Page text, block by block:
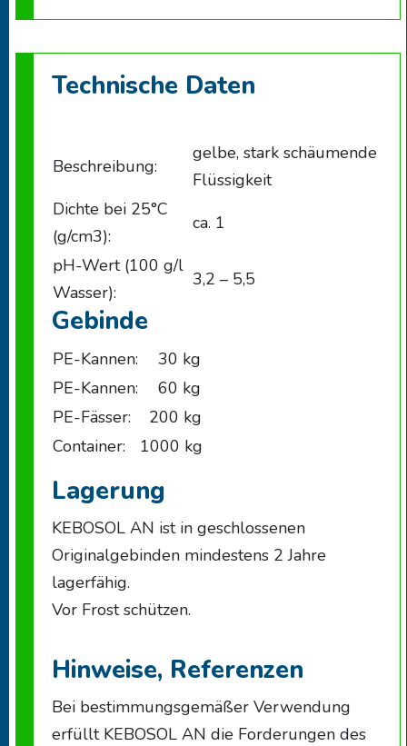
Technische Daten
Beschreibung:
gelbe, stark schäumende
Flüssigkeit
Dichte bei 25°C
(g/cm3):
ca. 1
pH-Wert (100 g/l
Wasser):
3,2 – 5,5
Gebinde
PE-Kannen:
30 kg
PE-Kannen:
60 kg
PE-Fässer:
200 kg
Container:
1000 kg
Lagerung
KEBOSOL AN ist in geschlossenen
Originalgebinden mindestens 2 Jahre
lagerfähig.
Vor Frost schützen.
Hinweise, Referenzen
Bei bestimmungsgemäßer Verwendung
erfüllt KEBOSOL AN die Forderungen des